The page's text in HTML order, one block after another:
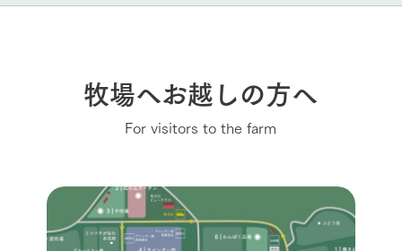
牧場へお越しの方へ
For visitors to the farm